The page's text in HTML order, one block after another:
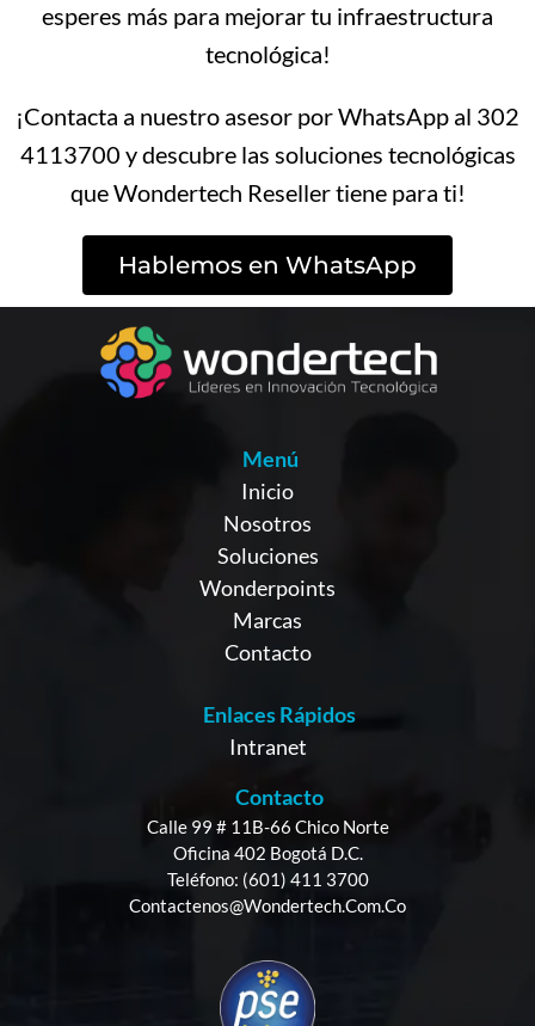
esperes más para mejorar tu infraestructura
tecnológica!
¡Contacta a nuestro asesor por WhatsApp al 302
4113700 y descubre las soluciones tecnológicas
que Wondertech Reseller tiene para ti!
Hablemos en WhatsApp
Menú
Inicio
Nosotros
Soluciones
Wonderpoints
Marcas
Contacto
Enlaces Rápidos
Intranet
Contacto
Calle 99 # 11B-66 Chico Norte
Oficina 402 Bogotá D.C.
Teléfono: (601) 411 3700
Contactenos@wondertech.com.co